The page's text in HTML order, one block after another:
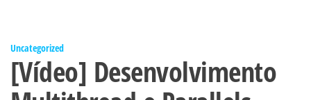
Uncategorized
[Vídeo] Desenvolvimento